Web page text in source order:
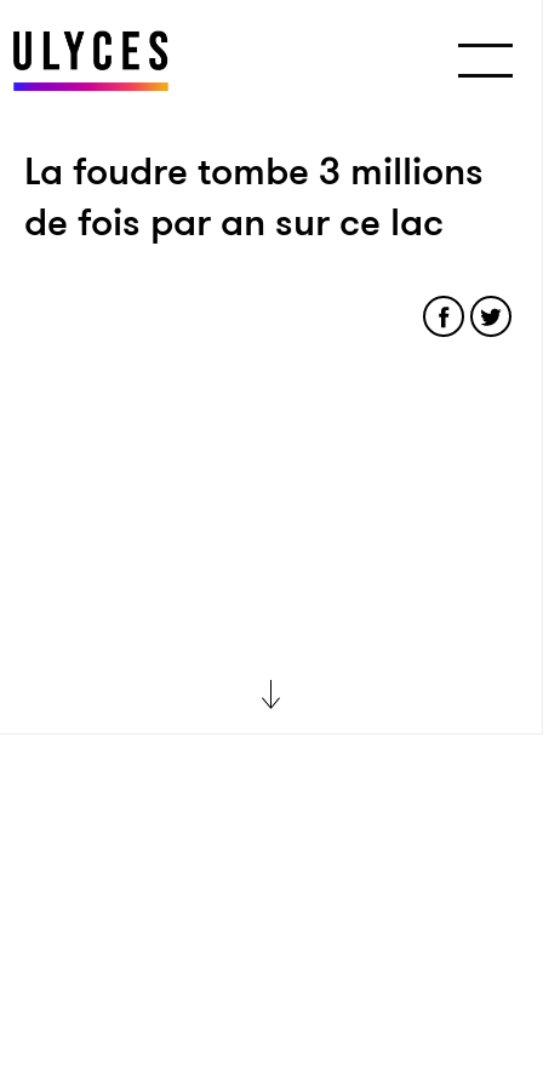
La foudre tombe 3 millions
de fois par an sur ce lac